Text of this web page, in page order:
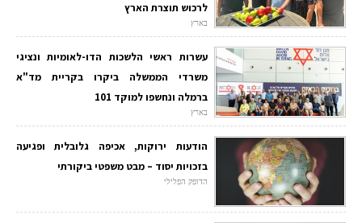
לרכוש תוצרת הארץ
בארץ
עשרות ראשי הלשכות הדו-לאומיות ונציגי
משרדי הממשלה ביקרו בקריית מד"א
ברמלה ונחשפו למוקד 101
בארץ
הודעות ירוקות, אכיפה גלובלית ופגיעה
בזכויות יסוד – מבט משפטי ביקורתי
הדופק הפלילי